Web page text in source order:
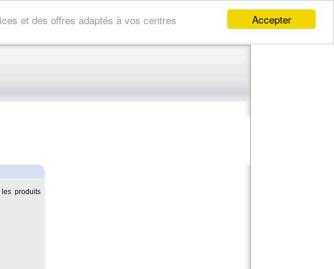
Accepter
et des offres adaptés à vos centres
produits